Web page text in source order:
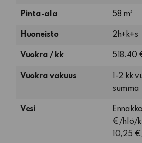
Pinta-ala 58 m²
Huoneisto 2h+k+s
2
keittiö
ja
Vuokra / kk 518.40
Vuokra vakuus
1-2 kk
summa
Vesi
€/hlö/
10,25